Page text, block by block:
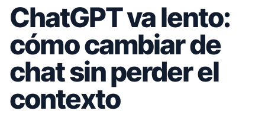
ChatGPT va lento:
cómo cambiar de
chat sin perder el
contexto